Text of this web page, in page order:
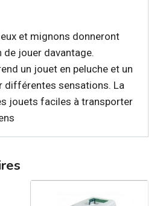
et mignons donneront
de jouer davantage.
un jouet en peluche et un
différentes sensations. La
jouets faciles à transporter